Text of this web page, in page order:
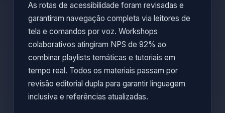
As rotas de acessibilidade foram revisadas e
garantiram navegação completa via leitores de
tela e comandos por voz. Workshops
colaborativos atingiram NPS de 92% ao
combinar playlists temáticas e tutoriais em
tempo real. Todos os materiais passam por
revisão editorial dupla para garantir linguagem
inclusiva e referências atualizadas.